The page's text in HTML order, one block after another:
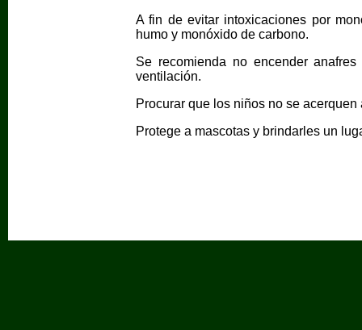
A fin de evitar intoxicaciones por
humo y monóxido de carbono.
Se recomienda no encender
ventilación.
Procurar que los niños no se
Protege a mascotas y brindarles un